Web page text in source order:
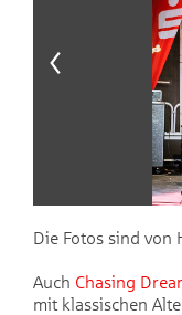
Die Fotos sind von
Auch Chasing
mit klassischen